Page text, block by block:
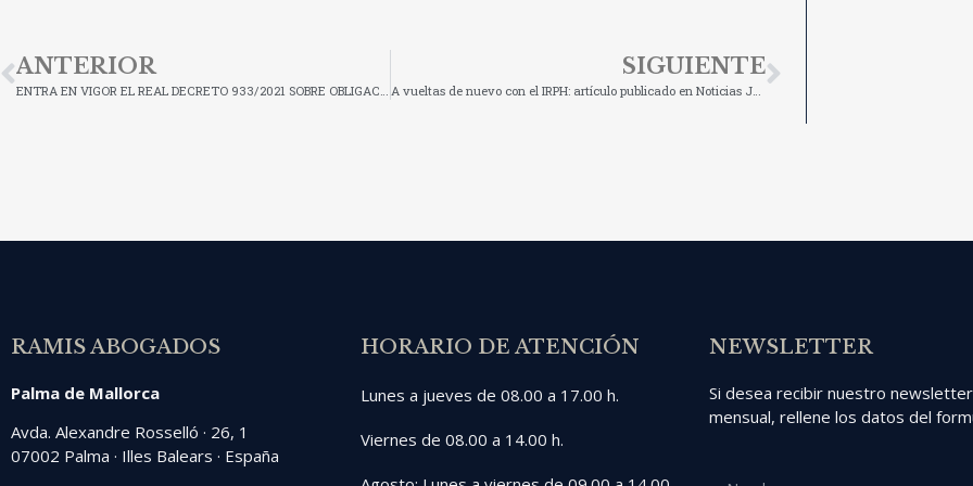
ANTERIOR
ENTRA EN VIGOR EL REAL DECRETO 933/2021 SOBRE OBLIGACIONES DE REGISTRO DOCUMENTAL E INFORMACIÓN
SIGUIENTE
A vueltas de nuevo con el IRPH: artículo publicado en Noticias Jurídicas
RAMIS ABOGADOS
Palma de Mallorca
Avda. Alexandre Rosselló · 26, 1
07002 Palma · Illes Balears · España
HORARIO DE ATENCIÓN
Lunes a jueves de 08.00 a 17.00 h.
Viernes de 08.00 a 14.00 h.
NEWSLETTER
Si desea recibir nuestro newsletter
mensual, rellene los datos del